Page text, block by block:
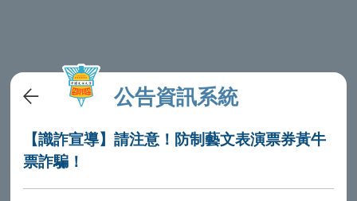
公告資訊系統
【識詐宣導】請注意！防制藝文表演票券黃牛
票詐騙！